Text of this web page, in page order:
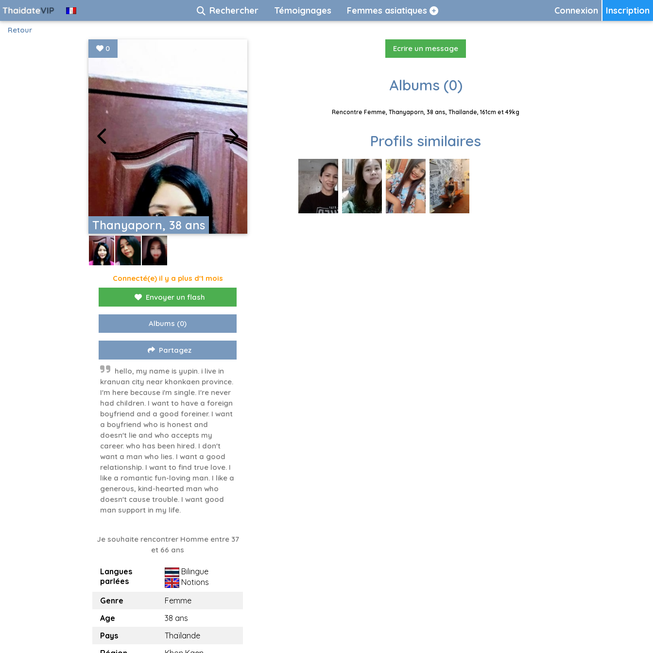
Inscription
Connexion
Rechercher Témoignages Femmes asiatiques
Retour
Thanyaporn, 38 ans
0
Connecté(e) il y a plus d'1 mois
Envoyer un flash
Albums (0)
Partagez
hello, my name is yupin. i live in
kranuan city near khonkaen province.
I'm here because i'm single. I're never
had children. I want to have a foreign
boyfriend and a good foreiner. I want
a boyfriend who is honest and
doesn't lie and who accepts my
career. who has been hired. I don't
want a man who lies. I want a good
relationship. I want to find true love. I
like a romantic fun-loving man. I like a
generous, kind-hearted man who
doesn't cause trouble. I want good
man support in my life.
Je souhaite rencontrer Homme entre 37
et 66 ans
Langues
parlées
Bilingue
Notions
Genre
Femme
Age
38 ans
Pays
Thaïlande
Ecrire un message
Albums (0)
Rencontre Femme, Thanyaporn, 38 ans, Thaïlande, 161cm et 49kg
Profils similaires